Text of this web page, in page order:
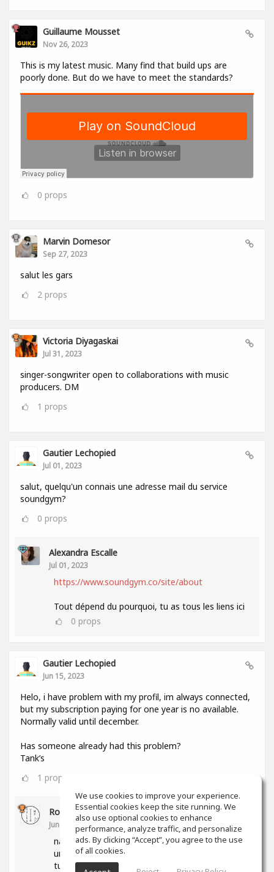
Guillaume Mousset
Nov 26, 2023
This is my latest music. Many find that build ups are
poorly done. But do we have to meet the standards?
0 props
Marvin Domesor
Sep 27, 2023
salut les gars
2 props
Victoria Diyagaskai
Jul 31, 2023
singer-songwriter open to collaborations with music
producers. DM
1 props
Gautier Lechopied
Jul 01, 2023
salut, quelqu'un connais une adresse mail du service
soundgym?
0 props
Alexandra Escalle
Jul 01, 2023
https://www.soundgym.co/site/about
Tout dépend du pourquoi, tu as tous les liens ici
0 props
Gautier Lechopied
Jun 15, 2023
Helo, i have problem with my profil, im always connected,
but my subscription paying for one year is no available.
Normally valid until december.
Has someone already had this problem?
Tank’s
1 props
Romain Moser
Jun 15, 2023
nan deso mais va voir dans tes parametre y e
une section sur ton abonnement, peut etre que
tu trouveras l'info ici
We use cookies to improve your experience.
Essential cookies keep the site running. We
also use optional cookies to enhance
performance, analyze traffic, and personalize
ads. By clicking “Accept”, you agree to the use
of all cookies.